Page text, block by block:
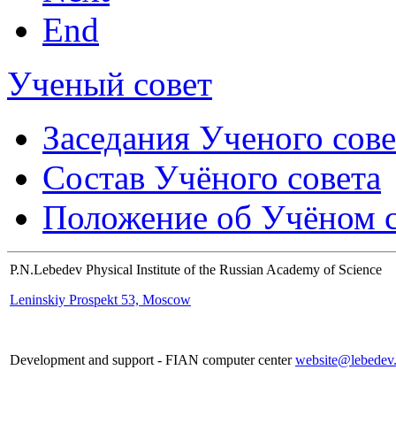
End
Ученый совет
Заседания Ученого
Состав Учёного совета
Положение об Учёном
P.N.Lebedev Physical Institute of the Russian Academy of Science
Leninskiy Prospekt 53, Moscow
Development and support - FIAN computer center